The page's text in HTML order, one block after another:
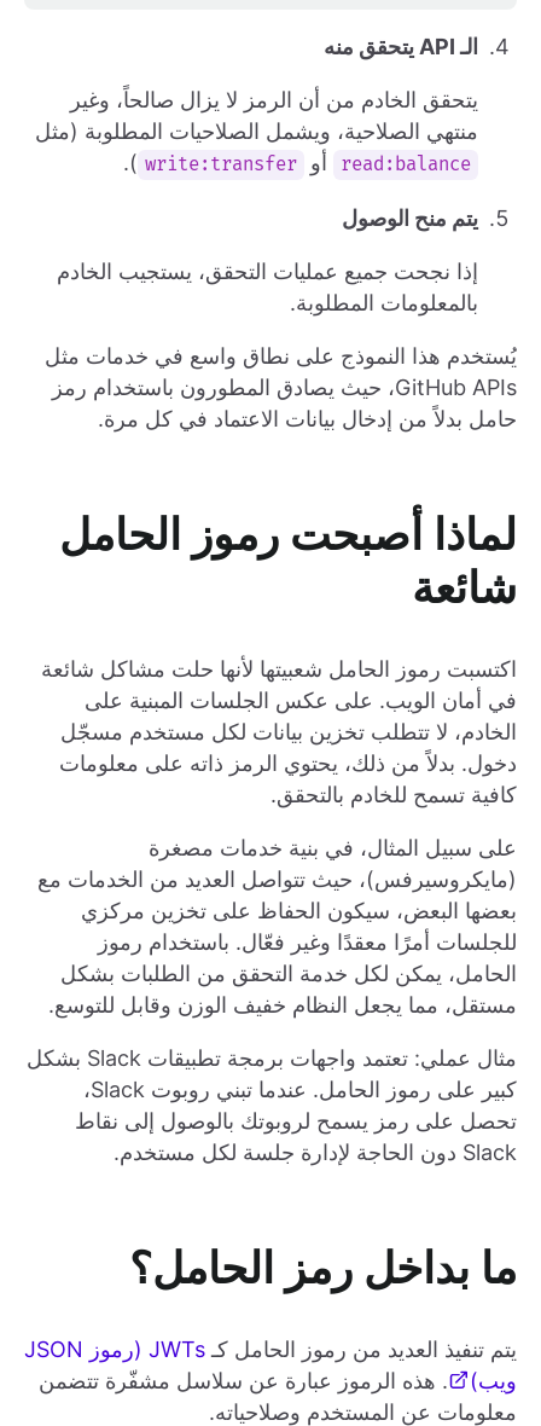
الـ API يتحقق منه
يتحقق الخادم من أن الرمز لا يزال صالحاً، وغير
منتهي الصلاحية، ويشمل الصلاحيات المطلوبة (مثل
read:balance أو write:transfer
).
يتم منح الوصول
إذا نجحت جميع عمليات التحقق، يستجيب الخادم
بالمعلومات المطلوبة.
يُستخدم هذا النموذج على نطاق واسع في خدمات مثل
GitHub APIs، حيث يصادق المطورون باستخدام رمز
حامل بدلاً من إدخال بيانات الاعتماد في كل مرة.
لماذا أصبحت رموز الحامل
شائعة
اكتسبت رموز الحامل شعبيتها لأنها حلت مشاكل شائعة
في أمان الويب. على عكس الجلسات المبنية على
الخادم، لا تتطلب تخزين بيانات لكل مستخدم مسجّل
دخول. بدلاً من ذلك، يحتوي الرمز ذاته على معلومات
كافية تسمح للخادم بالتحقق.
على سبيل المثال، في بنية خدمات مصغرة
(مايكروسيرفس)، حيث تتواصل العديد من الخدمات مع
بعضها البعض، سيكون الحفاظ على تخزين مركزي
للجلسات أمرًا معقدًا وغير فعّال. باستخدام رموز
الحامل، يمكن لكل خدمة التحقق من الطلبات بشكل
مستقل، مما يجعل النظام خفيف الوزن وقابل للتوسع.
مثال عملي: تعتمد واجهات برمجة تطبيقات Slack بشكل
كبير على رموز الحامل. عندما تبني روبوت Slack،
تحصل على رمز يسمح لروبوتك بالوصول إلى نقاط
Slack دون الحاجة لإدارة جلسة لكل مستخدم.
ما بداخل رمز الحامل؟
يتم تنفيذ العديد من رموز الحامل كـ
JWTs (رموز JSON
ويب)
. هذه الرموز عبارة عن سلاسل مشفّرة تتضمن
معلومات عن المستخدم وصلاحياته.